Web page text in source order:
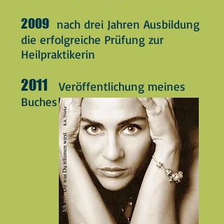
2009 nach drei Jahren Ausbildung
die erfolgreiche Prüfung zur
Heilpraktikerin
2011
Veröffentlichung meines
Buches